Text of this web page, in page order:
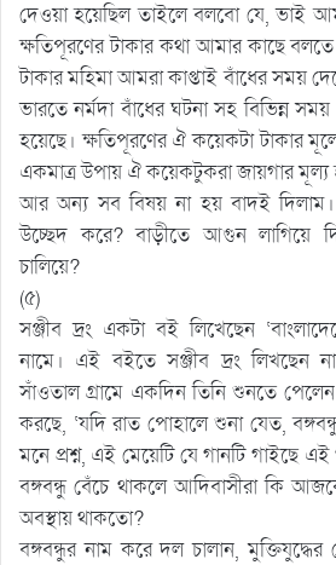
দেওয়া হয়েছিল তাইলে বলবো যে, ভাই
ক্ষতিপূরণের টাকার কথা আমার কাছে
টাকার মহিমা আমরা কাপ্তাই বাঁধের সময়
ভারতে নর্মদা বাঁধের ঘটনা সহ বিভিন্ন
হয়েছে। ক্ষতিপূরণের ঐ কয়েকটা টাকার
একমাত্র উপায় ঐ কয়েকটুকরা জায়গার মূল্য
আর অন্য সব বিষয় না হয় বাদই
উচ্ছেদ করে? বাড়ীতে আগুন লাগিয়ে
চালিয়ে?
(৫)
সঞ্জীব দ্রং একটা বই লিখেছেন
নামে। এই বইতে সঞ্জীব দ্রং লিখছেন
সাঁওতাল গ্রামে একদিন তিনি শুনতে
করছে, ‘যদি রাত পোহালে শুনা যেত,
মনে প্রশ্ন, এই মেয়েটি যে গানটি গাইছে
বঙ্গবন্ধু বেঁচে থাকলে আদিবাসীরা কি
অবস্থায় থাকতো?
বঙ্গবন্ধুর নাম করে দল চালান,